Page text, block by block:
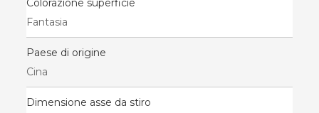
Colorazione superficie
Fantasia
Paese di origine
Cina
Dimensione asse da stiro